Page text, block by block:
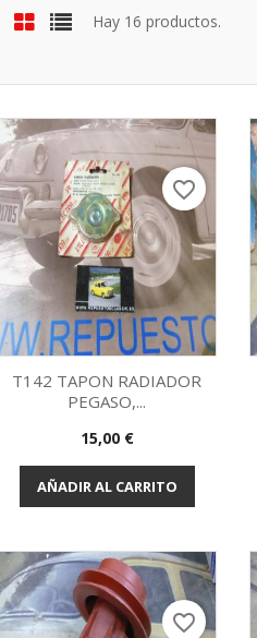
Hay 16 productos.
Vista rápida
T142 TAPON RADIADOR
PEGASO,...
Precio
15,00 €
AÑADIR AL CARRITO
favorite_border
favorite_border